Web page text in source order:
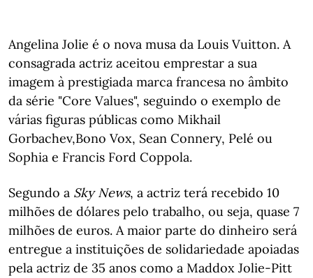
Angelina Jolie é o nova musa da Louis Vuitton. A
consagrada actriz aceitou emprestar a sua
imagem à prestigiada marca francesa no âmbito
da série "Core Values", seguindo o exemplo de
várias figuras públicas como Mikhail
Gorbachev,Bono Vox, Sean Connery, Pelé ou
Sophia e Francis Ford Coppola.
Segundo a Sky News, a actriz terá recebido 10
milhões de dólares pelo trabalho, ou seja, quase 7
milhões de euros. A maior parte do dinheiro será
entregue a instituições de solidariedade apoiadas
pela actriz de 35 anos como a Maddox Jolie-Pitt